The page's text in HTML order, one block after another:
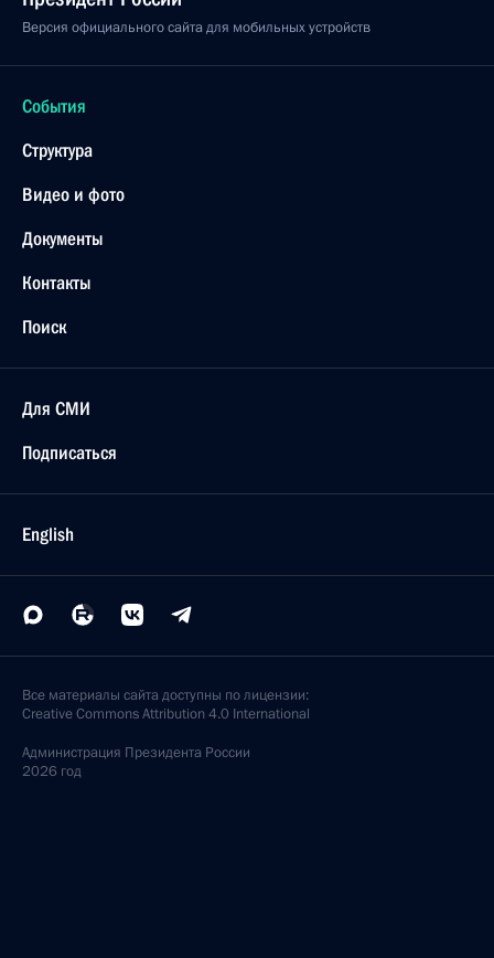
Версия официального сайта для мобильных устройств
События
Структура
Видео и фото
Документы
Контакты
Поиск
Для СМИ
Подписаться
English
Все материалы сайта доступны по лицензии:
Creative Commons Attribution 4.0 International
Администрация Президента России
2026 год